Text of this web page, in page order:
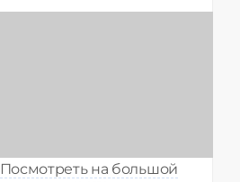
Посмотреть на большой